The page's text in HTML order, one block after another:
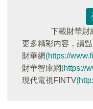
下載財華財
更多精彩内容，請點
財華網(https://
財華智庫網(https://
現代電視FINTV